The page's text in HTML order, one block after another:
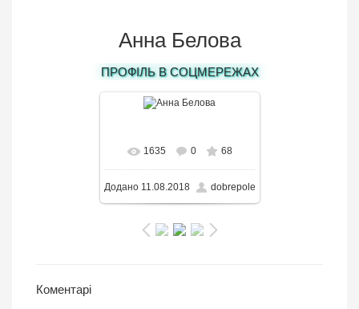
Анна Белова
ПРОФІЛЬ В СОЦМЕРЕЖАХ
433x650/ 93.7KB
1635 0 68
Додано11.08.2018 dobrepole
Коментарі